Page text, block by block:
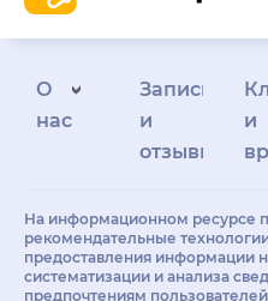
О
нас
Запись
и
отзывы
и
На информационном ресурсе
рекомендательные
предоставления информации
систематизации и анализа
предпочтениям